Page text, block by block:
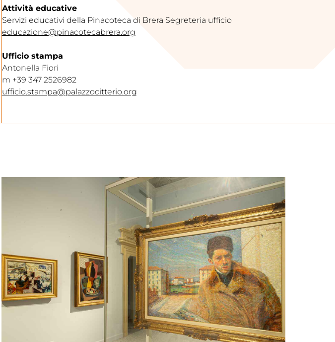
Attività educative
Servizi educativi della Pinacoteca di Brera Segreteria ufficio
educazione@pinacotecabrera.org
Ufficio stampa
Antonella Fiori
m +39 347 2526982
ufficio.stampa@palazzocitterio.org